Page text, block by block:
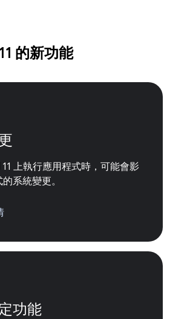
的新功能
上執行應用程式時，可能會影
系統變更。
功能